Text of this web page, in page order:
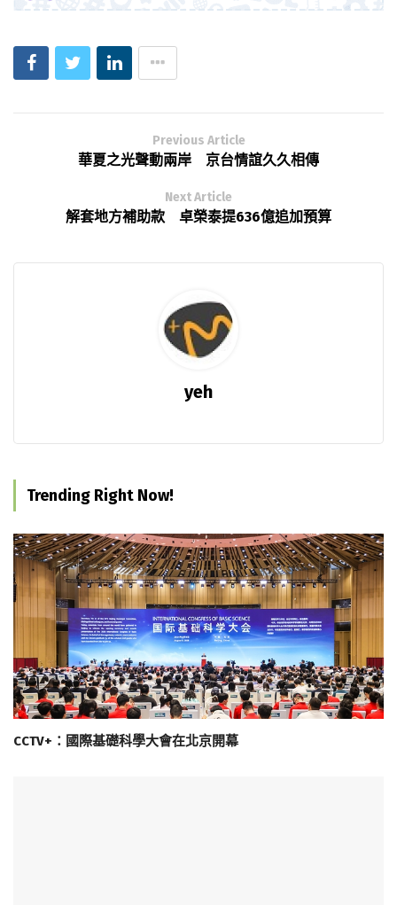
Previous Article
華夏之光聲動兩岸 京台情誼久久相傳
Next Article
解套地方補助款 卓榮泰提636億追加預算
yeh
Trending Right Now!
CCTV+：國際基礎科學大會在北京開幕